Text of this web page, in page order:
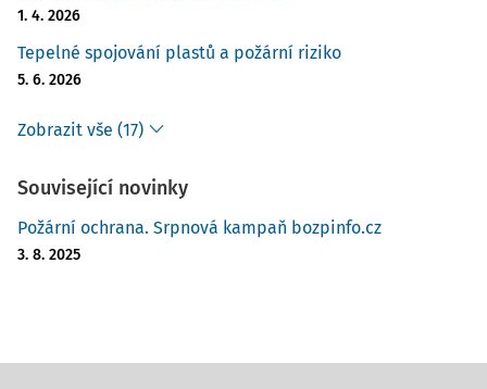
1. 4. 2026
Tepelné spojování plastů a požární riziko
5. 6. 2026
Zobrazit vše (17)
Související novinky
Požární ochrana. Srpnová kampaň bozpinfo.cz
3. 8. 2025